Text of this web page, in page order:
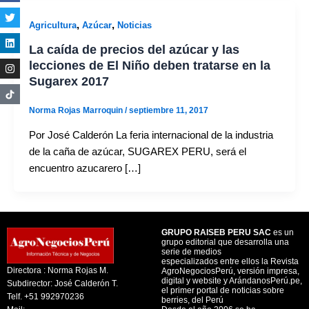
Agricultura, Azúcar, Noticias
La caída de precios del azúcar y las
lecciones de El Niño deben tratarse en la
Sugarex 2017
Norma Rojas Marroquin /septiembre 11, 2017
Por José Calderón La feria internacional de la industria
de la caña de azúcar, SUGAREX PERU, será el
encuentro azucarero […]
Directora : Norma Rojas M.
Subdirector: José Calderón T.
Telf. +51 992970236
GRUPO RAISEB PERU SAC es un
grupo editorial que desarrolla una
serie de medios
especializados entre ellos la Revista
AgroNegociosPerú, versión impresa,
digital y website y ArándanosPerú.pe,
el primer portal de noticias sobre
berries, del Perú